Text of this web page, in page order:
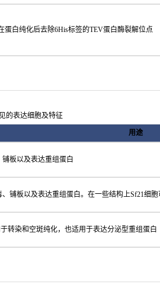
白纯化后去除6His标签的TEV蛋白酶裂解位点
的表达细胞及特征
用途
板以及表达重组蛋白
铺板以及表达重组蛋白。在一些结构上Sf21细
转染和空斑纯化，也适用于表达分泌型重组蛋白